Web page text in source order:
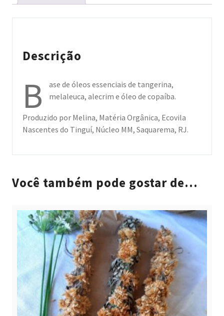
Descrição
B
ase de óleos essenciais de tangerina,
melaleuca, alecrim e óleo de copaíba.
Produzido por Melina, Matéria Orgânica, Ecovila
Nascentes do Tinguí, Núcleo MM, Saquarema, RJ.
Você também pode gostar de…